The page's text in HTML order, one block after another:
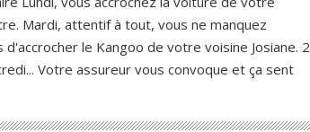
Mardi, attentif à tout, vous ne manquez
d'accrocher le Kangoo de votre voisine Josiane. 2
Votre assureur vous convoque et ça sent